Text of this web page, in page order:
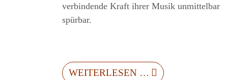
verbindende Kraft ihrer Musik unmittelbar
spürbar.
WEITERLESEN …